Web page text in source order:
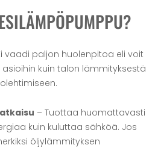
vaadi paljon huolenpitoa eli voit
kuin talon lämmityksestä
– Tuottaa huomattavasti
kuin kuluttaa sähköä. Jos
öljylämmityksen